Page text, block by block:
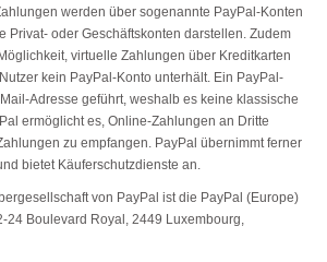
werden über sogenannte PayPal-Konten
Privat- oder Geschäftskonten darstellen. Zudem
virtuelle Zahlungen über Kreditkarten
kein PayPal-Konto unterhält. Ein PayPal-
Adresse geführt, weshalb es keine klassische
ermöglicht es, Online-Zahlungen an Dritte
zu empfangen. PayPal übernimmt ferner
bietet Käuferschutzdienste an.
von PayPal ist die PayPal (Europe)
24 Boulevard Royal, 2449 Luxembourg,